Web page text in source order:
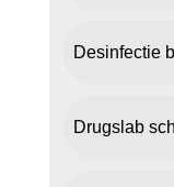
Desinfectie
Drugslab